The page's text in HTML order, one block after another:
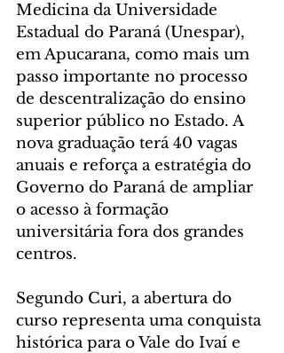
Medicina da Universidade
Estadual do Paraná (Unespar),
em Apucarana, como mais um
passo importante no processo
de descentralização do ensino
superior público no Estado. A
nova graduação terá 40 vagas
anuais e reforça a estratégia do
Governo do Paraná de ampliar
o acesso à formação
universitária fora dos grandes
centros.
Segundo Curi, a abertura do
curso representa uma conquista
histórica para o Vale do Ivaí e